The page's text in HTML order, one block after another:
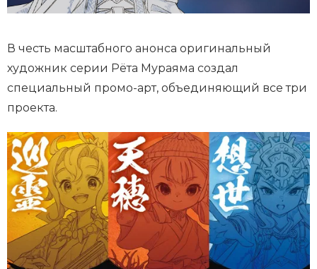
В честь масштабного анонса оригинальный
художник серии Рёта Мураяма создал
специальный промо-арт, объединяющий все три
проекта.